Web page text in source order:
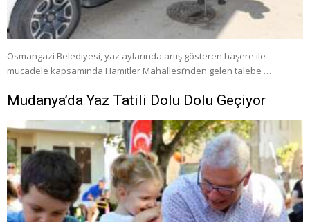
Osmangazi Belediyesi, yaz aylarında artış gösteren haşere ile
mücadele kapsamında Hamitler Mahallesi’nden gelen talebe …
Mudanya’da Yaz Tatili Dolu Dolu Geçiyor